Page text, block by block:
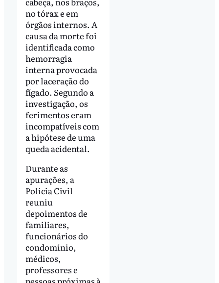
no tórax e em
órgãos internos. A
causa da morte foi
identificada como
hemorragia
interna provocada
por laceração do
fígado. Segundo a
investigação, os
ferimentos eram
incompatíveis com
a hipótese de uma
queda acidental.
Durante as
apurações, a
Polícia Civil
reuniu
depoimentos de
familiares,
funcionários do
condomínio,
médicos,
professores e